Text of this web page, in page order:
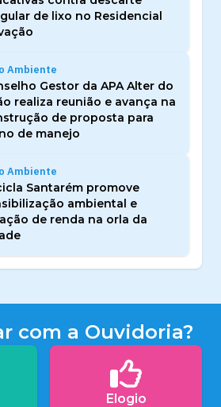
de lixo no Residencial
Ambiente
Gestor da APA Alter do
realiza reunião e avança na
de proposta para
de manejo
Ambiente
Santarém promove
ambiental e
de renda na orla da
com a Ouvidoria?
Elogio